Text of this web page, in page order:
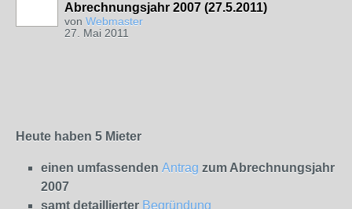
Abrechnungsjahr 2007 (27.5.2011)
von Webmaster
27. Mai 2011
Heute haben 5 Mieter
einen umfassenden Antrag zum Abrechnungsjahr
2007
samt detaillierter Begründung